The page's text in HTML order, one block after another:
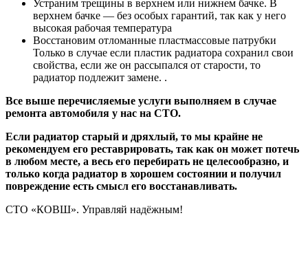
Устраним трещины в верхнем или нижнем бачке. В
верхнем бачке — без особых гарантий, так как у него
высокая рабочая температура
Восстановим отломанные пластмассовые патрубки
Только в случае если пластик радиатора сохранил свои
свойства, если же он рассыпался от старости, то
радиатор подлежит замене. .
Все выше перечисляемые услуги выполняем в случае
ремонта автомобиля у нас на СТО.
Если радиатор старый и дряхлый, то мы крайне не
рекомендуем его реставрировать, так как он может потечь
в любом месте, а весь его перебирать не целесообразно, и
только когда радиатор в хорошем состоянии и получил
повреждение есть смысл его восстанавливать.
СТО «КОВШ». Управляй надёжным!